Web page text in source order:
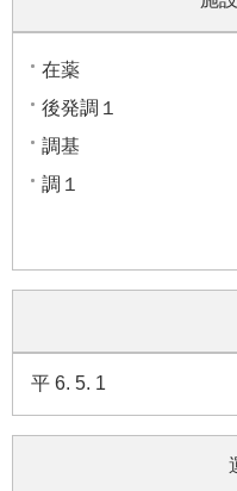
在薬
後発調１
調基
調１
平 6. 5. 1